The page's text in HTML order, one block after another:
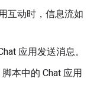
互动时，信息流如
应用发送消息。
本中的 Chat 应用